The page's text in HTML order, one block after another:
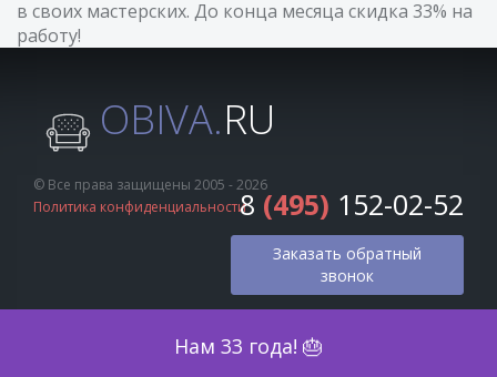
Нам 33 года! 🎂
в своих мастерских. До конца месяца скидка 33% на
работу!
OBIVA.RU
© Все права защищены 2005 - 2026
Политика конфиденциальности8 (495) 152-02-52
Заказать обратный
звонок